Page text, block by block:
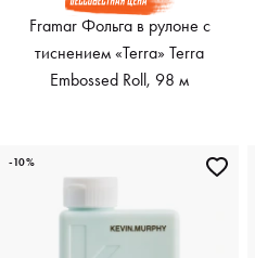
Framar Фольга в рулоне с
тиснением «Terra» Terra
Embossed Roll, 98 м
-10%